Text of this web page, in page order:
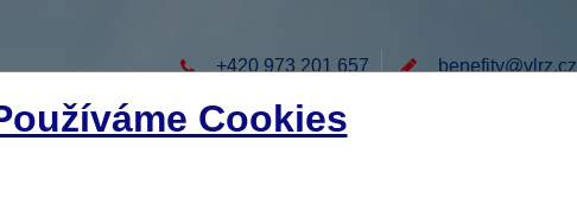
+420 973 201 657 benefity@vlrz.cz
Cookies